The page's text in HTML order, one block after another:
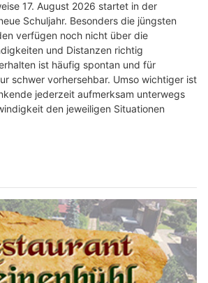
17. August 2026 startet in der
Schuljahr. Besonders die jüngsten
verfügen noch nicht über die
und Distanzen richtig
ist häufig spontan und für
schwer vorhersehbar. Umso wichtiger ist
jederzeit aufmerksam unterwegs
den jeweiligen Situationen